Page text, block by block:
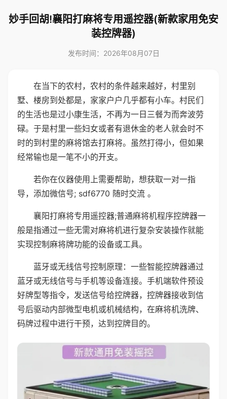
妙手回胡!襄阳打麻将专用遥控器(新款家用免安
装控牌器)
发布时间：2026年08月07日
在当下的农村，农村的条件越来越好，村里别
墅、楼房到处都是，家家户户几乎都有小车。村民们
的生活也是过小康生活，不再为一日三餐为而奔波劳
碌。于是村里一些妇女或者有退休金的老人就会时不
时的到村里的麻将馆去打麻将。虽然打得小，但如果
经常输也是一笔不小的开支。
若你在仪器使用上需要帮助，想获取一对一指
导，添加微信号; sdf6770 随时交流 。
襄阳打麻将专用遥控器;普通麻将机程序控牌器一
般是指通过一些无需对麻将机进行复杂安装操作就能
实现控制麻将牌功能的设备或工具。
蓝牙或无线信号控制原理：一些智能控牌器通过
蓝牙或无线信号与手机等设备连接。手机端软件预设
好牌型等指令，发送信号给控牌器，控牌器接收到信
号后驱动内部微型电机或机械结构，在麻将机洗牌、
码牌过程中进行干预，达到控牌目的。